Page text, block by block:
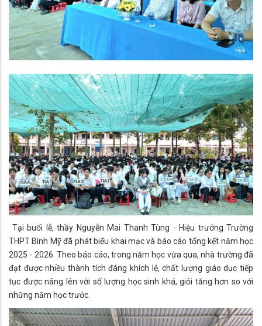
Tại buổi lễ, thầy Nguyễn Mai Thanh Tùng - Hiệu trưởng Trường
THPT Bình Mỹ đã phát biểu khai mạc và báo cáo tổng kết năm học
2025 - 2026. Theo báo cáo, trong năm học vừa qua, nhà trường đã
đạt được nhiều thành tích đáng khích lệ, chất lượng giáo dục tiếp
tục được nâng lên với số lượng học sinh khá, giỏi tăng hơn so với
những năm học trước.